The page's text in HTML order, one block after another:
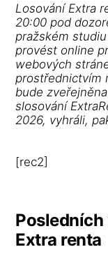
Losování Extra
20:00 pod
pražském
provést online
webových
prostřednictvím
bude
slosování
2026, vyhráli,
[rec2]
Extra renta